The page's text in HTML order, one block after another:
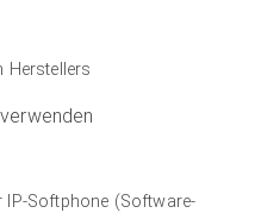
Herstellers
IP-Softphone (Software-